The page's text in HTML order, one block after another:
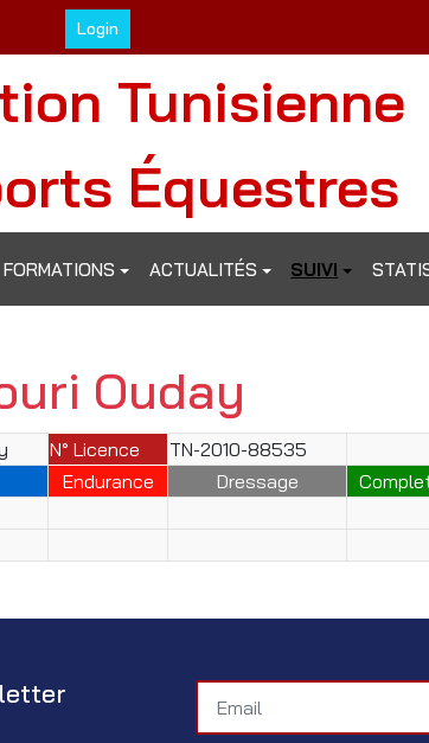
Login
Tunisienne
Équestres
FORMATIONS ACTUALITÉS SUIVI
Ouday
N° Licence
TN-2010-88535
Endurance Dressage